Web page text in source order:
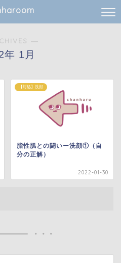
―
年 1月
【対処】洗顔
脂性肌との闘いー洗顔①（自
分の正解）
2022-01-30